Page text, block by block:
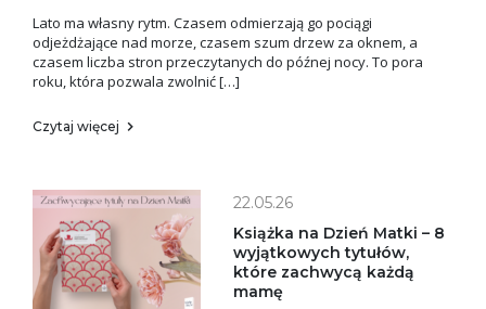
Lato ma własny rytm. Czasem odmierzają go pociągi
odjeżdżające nad morze, czasem szum drzew za oknem, a
czasem liczba stron przeczytanych do późnej nocy. To pora
roku, która pozwala zwolnić […]
Czytaj więcej
22.05.26
Książka na Dzień Matki – 8
wyjątkowych tytułów,
które zachwycą każdą
mamę